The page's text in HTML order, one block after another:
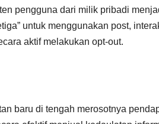
pengguna dari milik pribadi
untuk menggunakan post,
aktif melakukan opt-out.
baru di tengah merosotnya